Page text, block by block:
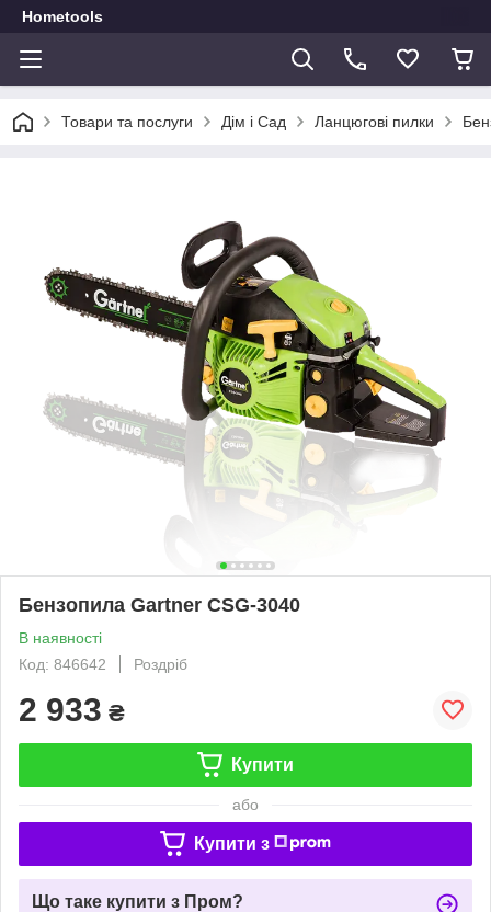
Hometools
Товари та послуги Дім і Сад Ланцюгові пилки
Бензопила Gartner CSG-3040
В наявності
Код: 846642
Роздріб
2 933 ₴
Купити
або
Купити з
Що таке купити з Пром?